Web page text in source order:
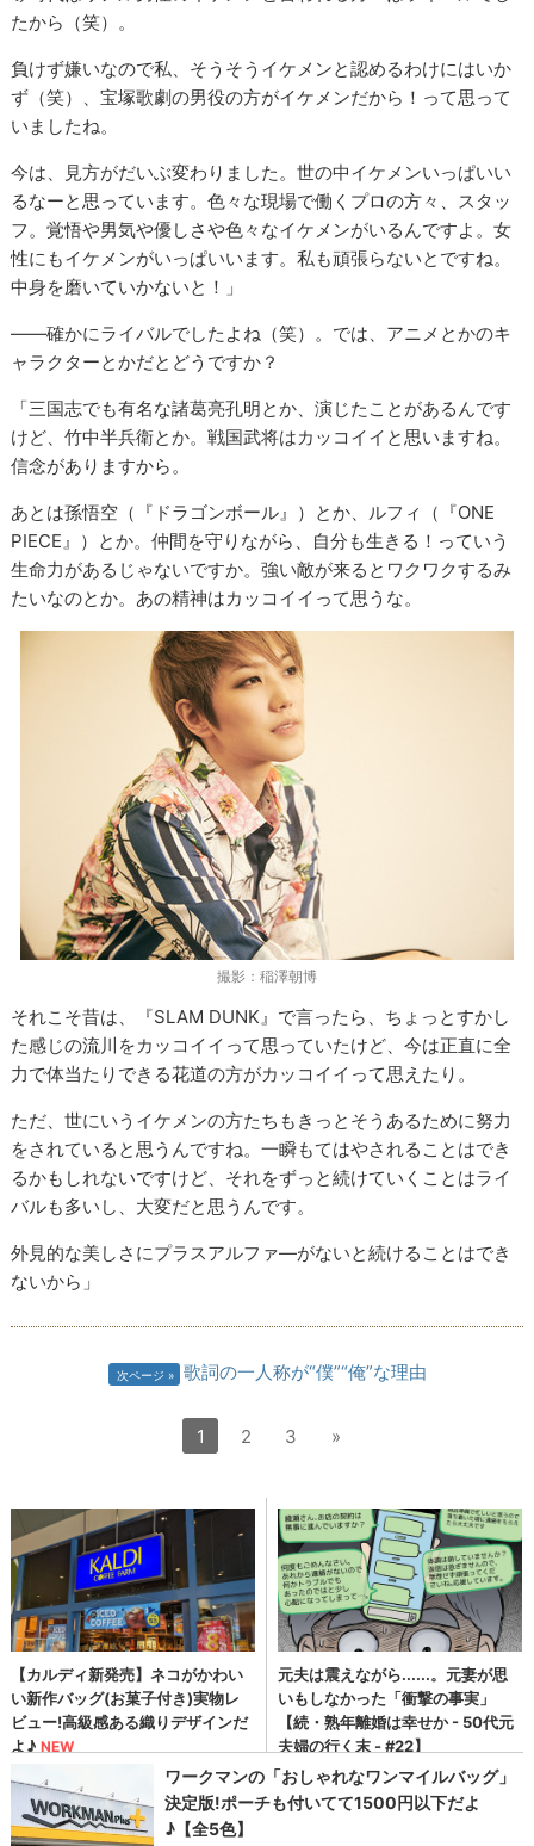
たから（笑）。
負けず嫌いなので私、そうそうイケメンと認めるわけにはいか
ず（笑）、宝塚歌劇の男役の方がイケメンだから！って思って
いましたね。
今は、見方がだいぶ変わりました。世の中イケメンいっぱいい
るなーと思っています。色々な現場で働くプロの方々、スタッ
フ。覚悟や男気や優しさや色々なイケメンがいるんですよ。女
性にもイケメンがいっぱいいます。私も頑張らないとですね。
中身を磨いていかないと！」
――確かにライバルでしたよね（笑）。では、アニメとかのキ
ャラクターとかだとどうですか？
「三国志でも有名な諸葛亮孔明とか、演じたことがあるんです
けど、竹中半兵衛とか。戦国武将はカッコイイと思いますね。
信念がありますから。
あとは孫悟空（『ドラゴンボール』）とか、ルフィ（『ONE
PIECE』）とか。仲間を守りながら、自分も生きる！っていう
生命力があるじゃないですか。強い敵が来るとワクワクするみ
たいなのとか。あの精神はカッコイイって思うな。
撮影：稲澤朝博
それこそ昔は、『SLAM DUNK』で言ったら、ちょっとすかし
た感じの流川をカッコイイって思っていたけど、今は正直に全
力で体当たりできる花道の方がカッコイイって思えたり。
ただ、世にいうイケメンの方たちもきっとそうあるために努力
をされていると思うんですね。一瞬もてはやされることはでき
るかもしれないですけど、それをずっと続けていくことはライ
バルも多いし、大変だと思うんです。
外見的な美しさにプラスアルファ―がないと続けることはでき
ないから」
次ページ 歌詞の一人称が“僕”“俺”な理由
1 2 3 »